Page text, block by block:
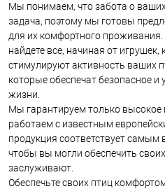
Мы понимаем, что забота о
задача, поэтому мы готовы
для их комфортного
найдете все, начиная от игрушек,
стимулируют активность ваших
которые обеспечат безопасное и
жизни.
Мы гарантируем только высокое
работаем с известным
продукция соответствует самым
чтобы вы могли обеспечить
заслуживают.
Обеспечьте своих птиц